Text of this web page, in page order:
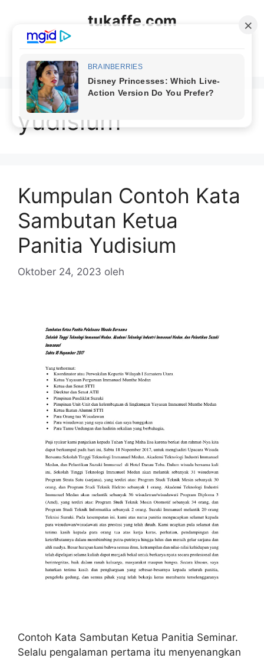
tukaffe.com
yudisium
Kumpulan Contoh Kata
Sambutan Ketua
Panitia Yudisium
Oktober 24, 2023 oleh
Contoh Kata Sambutan Ketua Panitia Seminar.
Selalu pengalaman pertama itu menyenangkan